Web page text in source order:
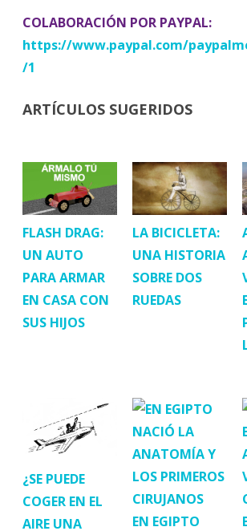
COLABORACIÓN POR PAYPAL:
https://www.paypal.com/
/1
ARTÍCULOS SUGERIDOS
FLASH DRAG:
UN AUTO
PARA ARMAR
EN CASA CON
SUS HIJOS
LA BICICLETA:
UNA HISTORIA
SOBRE DOS
RUEDAS
¿SE PUEDE
COGER EN EL
AIRE UNA
EN EGIPTO